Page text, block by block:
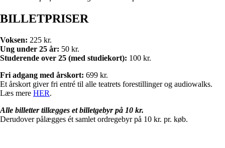
BILLETPRISER
Voksen: 225 kr.
Ung under 25 år: 50 kr.
Studerende over 25 (med studiekort): 100 kr.
Fri adgang med årskort: 699 kr.
Et årskort giver fri entré til alle teatrets forestillinger og audiowalks.
Læs mere HER.
Alle billetter tillægges et billetgebyr på 10 kr.
Derudover pålægges ét samlet ordregebyr på 10 kr. pr. køb.